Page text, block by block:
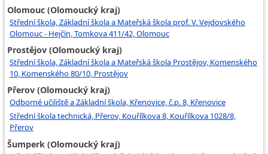
Olomouc (Olomoucký kraj)
Střední škola, Základní škola a Mateřská škola prof. V. Vejdovského
Olomouc - Hejčín, Tomkova 411/42, Olomouc
Prostějov (Olomoucký kraj)
Střední škola, Základní škola a Mateřská škola Prostějov, Komenského
10, Komenského 80/10, Prostějov
Přerov (Olomoucký kraj)
Odborné učiliště a Základní škola, Křenovice, č.p. 8, Křenovice
Střední škola technická, Přerov, Kouřílkova 8, Kouřílkova 1028/8,
Přerov
Šumperk (Olomoucký kraj)